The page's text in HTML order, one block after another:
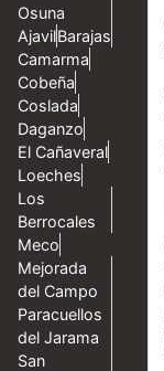
Osuna
AjavilBarajas
Camarma
Cobeña
Coslada
Daganzo
El Cañaveral
Loeches
Los
Berrocales
Meco
Mejorada
del Campo
Paracuellos
del Jarama
San